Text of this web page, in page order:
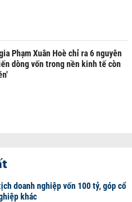
Phạm Xuân Hoè chỉ ra 6 nguyên
dòng vốn trong nền kinh tế còn
doanh nghiệp vốn 100 tỷ, góp cổ
khác